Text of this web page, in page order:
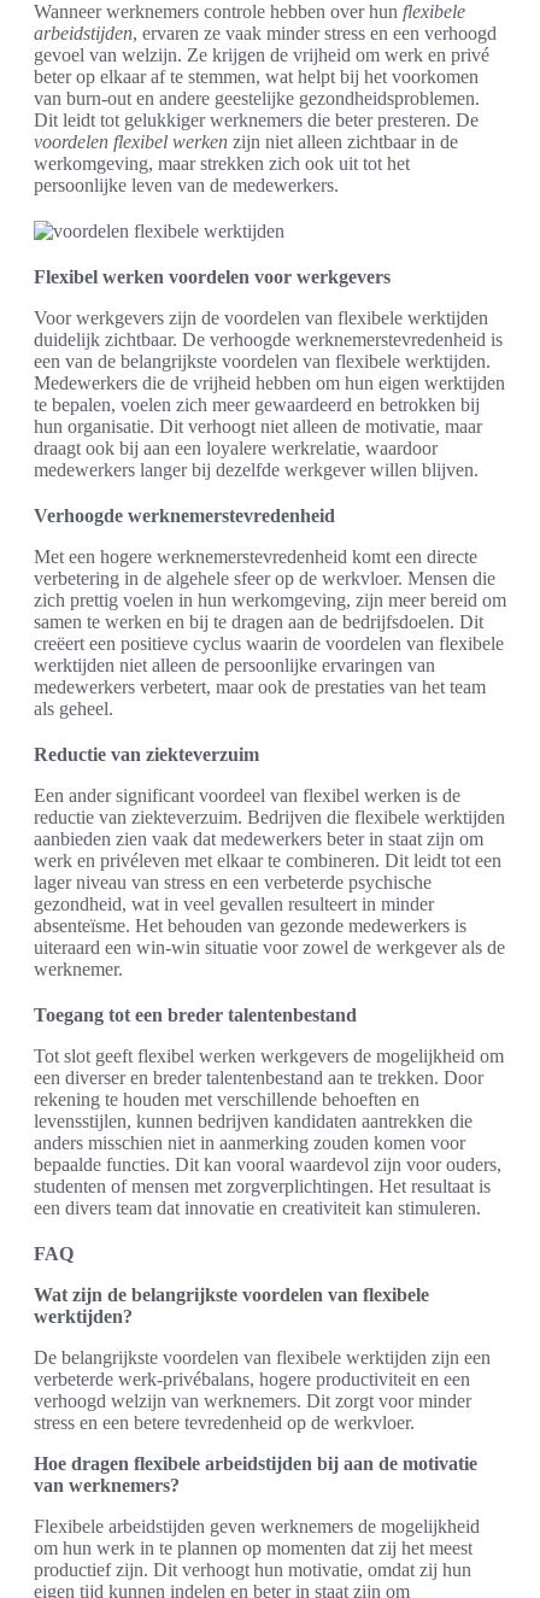
Wanneer werknemers controle hebben over hun flexibele
arbeidstijden, ervaren ze vaak minder stress en een verhoogd
gevoel van welzijn. Ze krijgen de vrijheid om werk en privé
beter op elkaar af te stemmen, wat helpt bij het voorkomen
van burn-out en andere geestelijke gezondheidsproblemen.
Dit leidt tot gelukkiger werknemers die beter presteren. De
voordelen flexibel werken zijn niet alleen zichtbaar in de
werkomgeving, maar strekken zich ook uit tot het
persoonlijke leven van de medewerkers.
Flexibel werken voordelen voor werkgevers
Voor werkgevers zijn de voordelen van flexibele werktijden
duidelijk zichtbaar. De verhoogde werknemerstevredenheid is
een van de belangrijkste voordelen van flexibele werktijden.
Medewerkers die de vrijheid hebben om hun eigen werktijden
te bepalen, voelen zich meer gewaardeerd en betrokken bij
hun organisatie. Dit verhoogt niet alleen de motivatie, maar
draagt ook bij aan een loyalere werkrelatie, waardoor
medewerkers langer bij dezelfde werkgever willen blijven.
Verhoogde werknemerstevredenheid
Met een hogere werknemerstevredenheid komt een directe
verbetering in de algehele sfeer op de werkvloer. Mensen die
zich prettig voelen in hun werkomgeving, zijn meer bereid om
samen te werken en bij te dragen aan de bedrijfsdoelen. Dit
creëert een positieve cyclus waarin de voordelen van flexibele
werktijden niet alleen de persoonlijke ervaringen van
medewerkers verbetert, maar ook de prestaties van het team
als geheel.
Reductie van ziekteverzuim
Een ander significant voordeel van flexibel werken is de
reductie van ziekteverzuim. Bedrijven die flexibele werktijden
aanbieden zien vaak dat medewerkers beter in staat zijn om
werk en privéleven met elkaar te combineren. Dit leidt tot een
lager niveau van stress en een verbeterde psychische
gezondheid, wat in veel gevallen resulteert in minder
absenteïsme. Het behouden van gezonde medewerkers is
uiteraard een win-win situatie voor zowel de werkgever als de
werknemer.
Toegang tot een breder talentenbestand
Tot slot geeft flexibel werken werkgevers de mogelijkheid om
een diverser en breder talentenbestand aan te trekken. Door
rekening te houden met verschillende behoeften en
levensstijlen, kunnen bedrijven kandidaten aantrekken die
anders misschien niet in aanmerking zouden komen voor
bepaalde functies. Dit kan vooral waardevol zijn voor ouders,
studenten of mensen met zorgverplichtingen. Het resultaat is
een divers team dat innovatie en creativiteit kan stimuleren.
FAQ
Wat zijn de belangrijkste voordelen van flexibele
werktijden?
De belangrijkste voordelen van flexibele werktijden zijn een
verbeterde werk-privébalans, hogere productiviteit en een
verhoogd welzijn van werknemers. Dit zorgt voor minder
stress en een betere tevredenheid op de werkvloer.
Hoe dragen flexibele arbeidstijden bij aan de motivatie
van werknemers?
Flexibele arbeidstijden geven werknemers de mogelijkheid
om hun werk in te plannen op momenten dat zij het meest
productief zijn. Dit verhoogt hun motivatie, omdat zij hun
eigen tijd kunnen indelen en beter in staat zijn om